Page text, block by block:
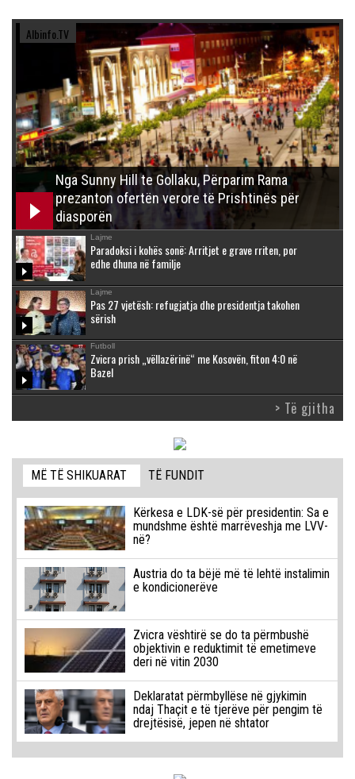
Albinfo.TV
Nga Sunny Hill te Gollaku, Përparim Rama
prezanton ofertën verore të Prishtinës për
diasporën
Lajme
Paradoksi i kohës sonë: Arritjet e grave rriten, por
edhe dhuna në familje
Lajme
Pas 27 vjetësh: refugjatja dhe presidentja takohen
sërish
Futboll
Zvicra prish „vëllazërinë“ me Kosovën, fiton 4:0 në
Bazel
> Të gjitha
MË TË SHIKUARAT TË FUNDIT
Kërkesa e LDK-së për presidentin: Sa e
mundshme është marrëveshja me LVV-
në?
Austria do ta bëjë më të lehtë instalimin
e kondicionerëve
Zvicra vështirë se do ta përmbushë
objektivin e reduktimit të emetimeve
deri në vitin 2030
Deklaratat përmbyllëse në gjykimin
ndaj Thaçit e të tjerëve për pengim të
drejtësisë, jepen në shtator